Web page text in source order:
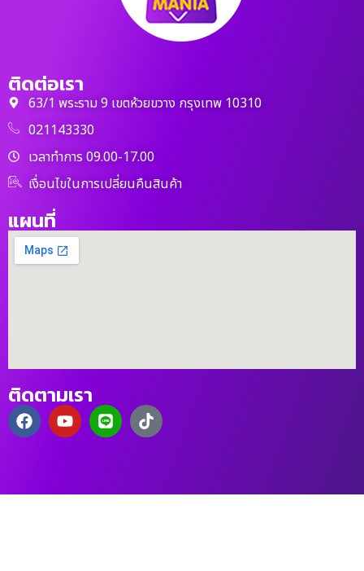
ติดต่อเรา
63/1 พระราม 9 เขตห้วยขวาง กรุงเทพ 10310
021143330
เวลาทำการ 09.00-17.00
เงื่อนไขในการเปลี่ยนคืนสินค้า
แผนที่
ติดตามเรา